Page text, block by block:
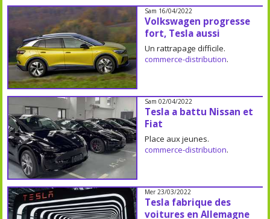
Sam 16/04/2022
Volkswagen progresse
fort, Tesla aussi
Un rattrapage difficile.
commerce-distribution.
Sam 02/04/2022
Tesla a battu Nissan et
Fiat
Place aux jeunes.
commerce-distribution.
Mer 23/03/2022
Tesla fabrique des
voitures en Allemagne